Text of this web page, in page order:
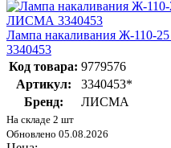
Лампа накаливания Ж-110-
3340453
Код товара: 9779576
Артикул:
3340453*
Бренд:
ЛИСМА
На складе 2 шт
Обновлено 05.08.2026